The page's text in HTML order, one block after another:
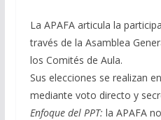
La APAFA articula la
través de la Asamblea
los Comités de Aula.
Sus elecciones se realizan
mediante voto directo y
Enfoque del PPT: la APAFA